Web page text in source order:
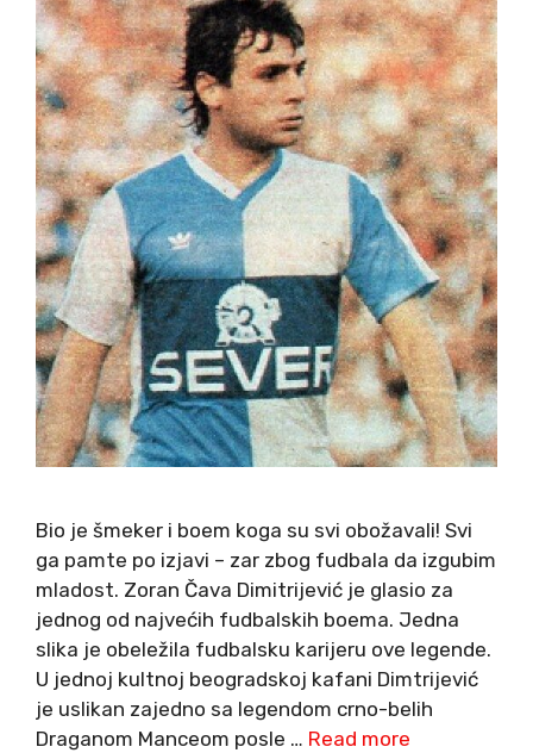
Bio je šmeker i boem koga su svi obožavali! Svi
ga pamte po izjavi – zar zbog fudbala da izgubim
mladost. Zoran Čava Dimitrijević je glasio za
jednog od najvećih fudbalskih boema. Jedna
slika je obeležila fudbalsku karijeru ove legende.
U jednoj kultnoj beogradskoj kafani Dimtrijević
je uslikan zajedno sa legendom crno-belih
Draganom Manceom posle … Read more